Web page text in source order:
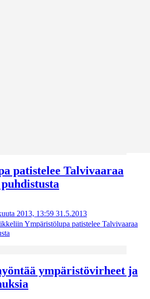
patistelee Talvivaaraa
2013, 13:59 31.5.2013
Ympäristölupa patistelee Talvivaaraa
ympäristövirheet ja